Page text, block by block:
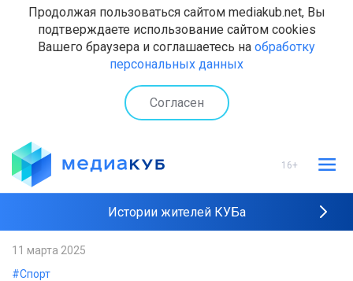
Продолжая пользоваться сайтом mediakub.net, Вы
подтверждаете использование сайтом cookies
Вашего браузера и соглашаетесь на обработку
персональных данных
Согласен
16+
Истории жителей КУБа
11 марта 2025
#Спорт